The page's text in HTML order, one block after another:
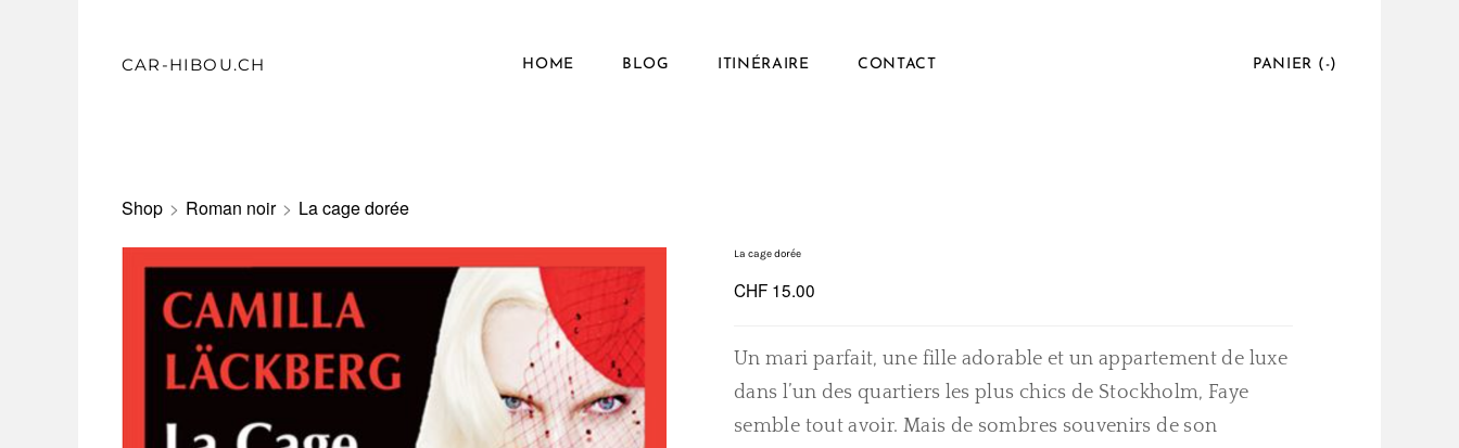
CAR-HIBOU.CH HOME BLOG ITINÉRAIRE CONTACT PANIER ( -)
Shop > Roman noir > La cage dorée
La cage dorée
CHF 15.00
Un mari parfait, une fille adorable et un appartement de luxe
dans l’un des quartiers les plus chics de Stockholm, Faye
semble tout avoir. Mais de sombres souvenirs de son